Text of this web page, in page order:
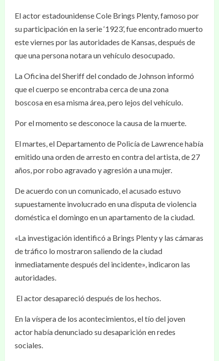
El actor estadounidense Cole Brings Plenty, famoso por
su participación en la serie ‘1923’, fue encontrado muerto
este viernes por las autoridades de Kansas, después de
que una persona notara un vehículo desocupado.
La Oficina del Sheriff del condado de Johnson informó
que el cuerpo se encontraba cerca de una zona
boscosa en esa misma área, pero lejos del vehículo.
Por el momento se desconoce la causa de la muerte.
El martes, el Departamento de Policía de Lawrence había
emitido una orden de arresto en contra del artista, de 27
años, por robo agravado y agresión a una mujer.
De acuerdo con un comunicado, el acusado estuvo
supuestamente involucrado en una disputa de violencia
doméstica el domingo en un apartamento de la ciudad.
«La investigación identificó a Brings Plenty y las cámaras
de tráfico lo mostraron saliendo de la ciudad
inmediatamente después del incidente», indicaron las
autoridades.
El actor desapareció después de los hechos.
En la víspera de los acontecimientos, el tío del joven
actor había denunciado su desaparición en redes
sociales.